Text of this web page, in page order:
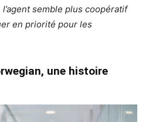
semble plus coopératif
en priorité pour les
une histoire